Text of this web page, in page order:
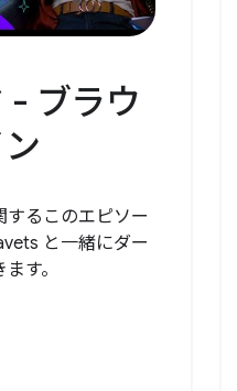
- ブラウ
するこのエピソー
と一緒にダー
す。